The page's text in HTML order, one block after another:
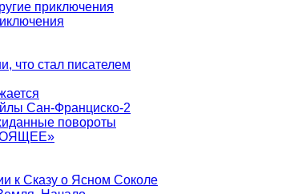
приключения
что стал писателем
Сан-Франциско-2
повороты
к Сказу о Ясном Соколе